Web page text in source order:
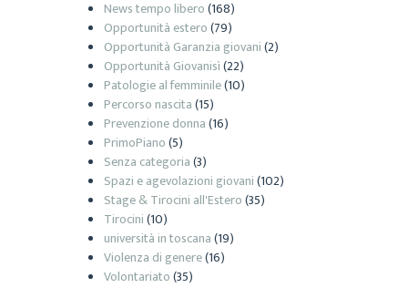
News tempo libero(168)
Opportunità estero(79)
Opportunità Garanzia giovani(2)
Opportunità Giovanisì(22)
Patologie al femminile(10)
Percorso nascita(15)
Prevenzione donna(16)
PrimoPiano(5)
Senza categoria(3)
Spazi e agevolazioni giovani(102)
Stage & Tirocini all'Estero(35)
Tirocini(10)
università in toscana(19)
Violenza di genere(16)
Volontariato(35)